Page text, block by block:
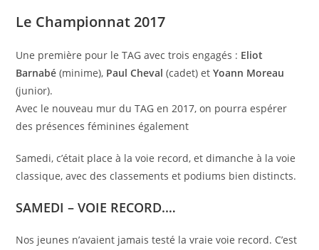
Le Championnat 2017
Une première pour le TAG avec trois engagés : Eliot
Barnabé(minime), Paul Cheval (cadet) etYoann Moreau
(junior).
Avec le nouveau mur du TAG en 2017, on pourra espérer
des présences féminines également
Samedi, c’était place à la voie record, et dimanche à la voie
classique, avec des classements et podiums bien distincts.
SAMEDI – VOIE RECORD.…
Nos jeunes n’avaient jamais testé la vraie voie record. C’est